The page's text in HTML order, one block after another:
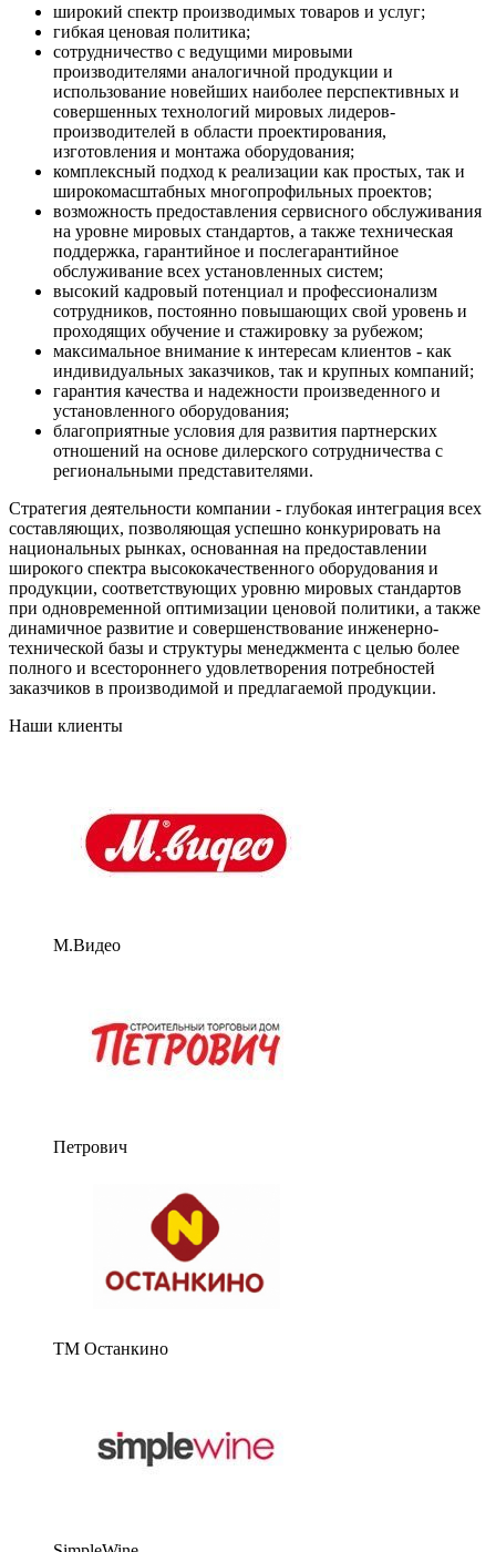
широкий спектр производимых товаров и услуг;
гибкая ценовая политика;
сотрудничество с ведущими мировыми
производителями аналогичной продукции и
использование новейших наиболее перспективных и
совершенных технологий мировых лидеров-
производителей в области проектирования,
изготовления и монтажа оборудования;
комплексный подход к реализации как простых, так и
широкомасштабных многопрофильных проектов;
возможность предоставления сервисного обслуживания
на уровне мировых стандартов, а также техническая
поддержка, гарантийное и послегарантийное
обслуживание всех установленных систем;
высокий кадровый потенциал и профессионализм
сотрудников, постоянно повышающих свой уровень и
проходящих обучение и стажировку за рубежом;
максимальное внимание к интересам клиентов - как
индивидуальных заказчиков, так и крупных компаний;
гарантия качества и надежности произведенного и
установленного оборудования;
благоприятные условия для развития партнерских
отношений на основе дилерского сотрудничества с
региональными представителями.
Стратегия деятельности компании - глубокая интеграция всех
составляющих, позволяющая успешно конкурировать на
национальных рынках, основанная на предоставлении
широкого спектра высококачественного оборудования и
продукции, соответствующих уровню мировых стандартов
при одновременной оптимизации ценовой политики, а также
динамичное развитие и совершенствование инженерно-
технической базы и структуры менеджмента с целью более
полного и всестороннего удовлетворения потребностей
заказчиков в производимой и предлагаемой продукции.
Наши клиенты
М.Видео
Петрович
ТМ Останкино